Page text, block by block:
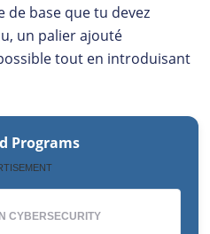
de base que tu devez
un palier ajouté
tout en introduisant
Programs